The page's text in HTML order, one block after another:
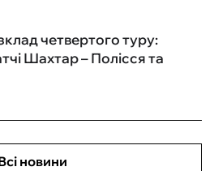
четвертого туру:
Шахтар – Полісся та
новини